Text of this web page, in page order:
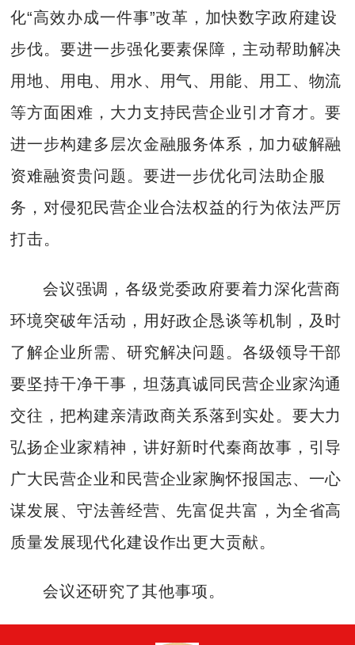
化“高效办成一件事”改革，加快数字政府建设
步伐。要进一步强化要素保障，主动帮助解决
用地、用电、用水、用气、用能、用工、物流
等方面困难，大力支持民营企业引才育才。要
进一步构建多层次金融服务体系，加力破解融
资难融资贵问题。要进一步优化司法助企服
务，对侵犯民营企业合法权益的行为依法严厉
打击。
会议强调，各级党委政府要着力深化营商
环境突破年活动，用好政企恳谈等机制，及时
了解企业所需、研究解决问题。各级领导干部
要坚持干净干事，坦荡真诚同民营企业家沟通
交往，把构建亲清政商关系落到实处。要大力
弘扬企业家精神，讲好新时代秦商故事，引导
广大民营企业和民营企业家胸怀报国志、一心
谋发展、守法善经营、先富促共富，为全省高
质量发展现代化建设作出更大贡献。
会议还研究了其他事项。